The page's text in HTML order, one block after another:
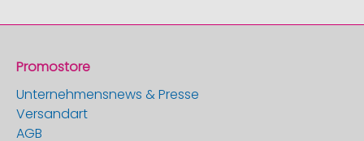
Promostore
Unternehmensnews & Presse
Versandart
AGB